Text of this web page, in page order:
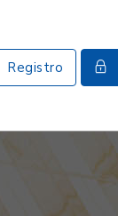
Registro